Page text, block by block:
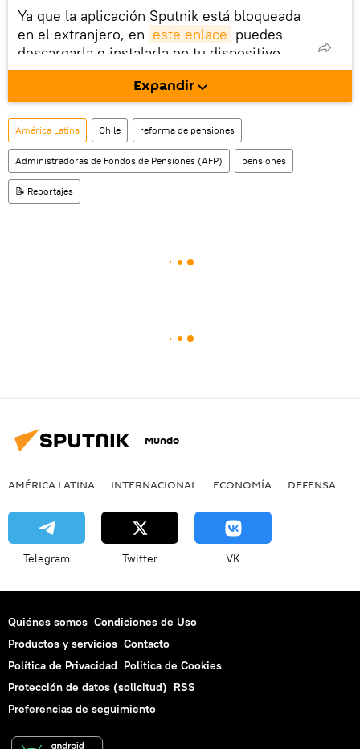
Ya que la aplicación Sputnik está bloqueada
en el extranjero, en este enlace puedes
descargarla e instalarla en tu dispositivo
móvil (¡solo para Android!).
También tenemos una cuenta en la red
social rusa VK .
Expandir
América Latina Chile reforma de pensiones
Administradoras de Fondos de Pensiones (AFP) pensiones
📝 Reportajes
Mundo
AMÉRICA LATINA INTERNACIONAL ECONOMÍA DEFENSA
Telegram Twitter VK
Quiénes somos Condiciones de Uso
Productos y servicios Contacto
Política de Privacidad Politica de Cookies
Protección de datos (solicitud) RSS
Preferencias de seguimiento